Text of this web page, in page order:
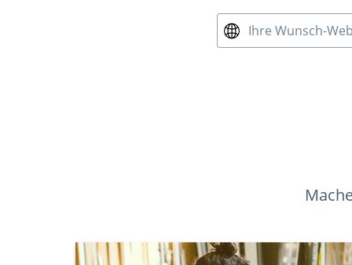
Ihre Wunsch-